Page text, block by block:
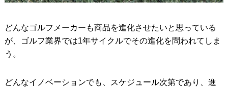
どんなゴルフメーカーも商品を進化させたいと思っている
が、ゴルフ業界では1年サイクルでその進化を問われてしま
う。
どんなイノベーションでも、スケジュール次第であり、進